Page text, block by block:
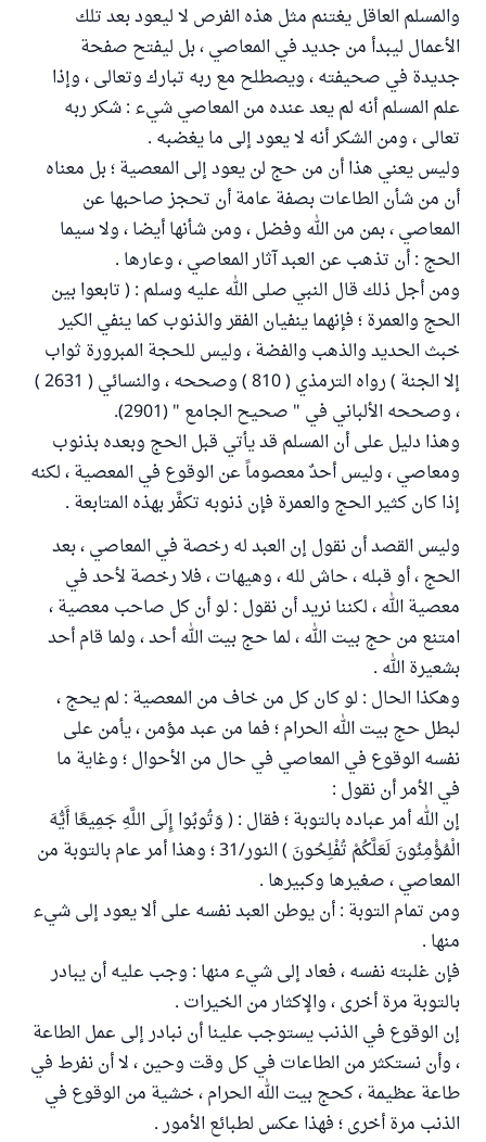
والمسلم العاقل يغتنم مثل هذه الفرص لا ليعود بعد تلك
الأعمال ليبدأ من جديد في المعاصي ، بل ليفتح صفحة
جديدة في صحيفته ، ويصطلح مع ربه تبارك وتعالى ، وإذا
علم المسلم أنه لم يعد عنده من المعاصي شيء : شكر ربه
تعالى ، ومن الشكر أنه لا يعود إلى ما يغضبه .
وليس يعني هذا أن من حج لن يعود إلى المعصية ؛ بل معناه
أن من شأن الطاعات بصفة عامة أن تحجز صاحبها عن
المعاصي ، بمن من الله وفضل ، ومن شأنها أيضا ، ولا سيما
الحج : أن تذهب عن العبد آثار المعاصي ، وعارها .
ومن أجل ذلك قال النبي صلى الله عليه وسلم : ( تابعوا بين
الحج والعمرة ؛ فإنهما ينفيان الفقر والذنوب كما ينفي الكير
خبث الحديد والذهب والفضة ، وليس للحجة المبرورة ثواب
إلا الجنة ) رواه الترمذي ( 810 ) وصححه ، والنسائي ( 2631 )
، وصححه الألباني في " صحيح الجامع " (2901).
وهذا دليل على أن المسلم قد يأتي قبل الحج وبعده بذنوب
ومعاصي ، وليس أحدٌ معصوماً عن الوقوع في المعصية ، لكنه
إذا كان كثير الحج والعمرة فإن ذنوبه تكفَّر بهذه المتابعة .
وليس القصد أن نقول إن العبد له رخصة في المعاصي ، بعد
الحج ، أو قبله ، حاش لله ، وهيهات ، فلا رخصة لأحد في
معصية الله ، لكننا نريد أن نقول : لو أن كل صاحب معصية ،
امتنع من حج بيت الله ، لما حج بيت الله أحد ، ولما قام أحد
بشعيرة الله .
وهكذا الحال : لو كان كل من خاف من المعصية : لم يحج ،
لبطل حج بيت الله الحرام ؛ فما من عبد مؤمن ، يأمن على
نفسه الوقوع في المعاصي في حال من الأحوال ؛ وغاية ما
في الأمر أن نقول :
إن الله أمر عباده بالتوبة ؛ فقال : ( وَتُوبُوا إِلَى اللَّهِ جَمِيعًا أَيُّهَ
الْمُؤْمِنُونَ لَعَلَّكُمْ تُفْلِحُونَ ) النور/31 ؛ وهذا أمر عام بالتوبة من
المعاصي ، صغيرها وكبيرها .
ومن تمام التوبة : أن يوطن العبد نفسه على ألا يعود إلى شيء
منها .
فإن غلبته نفسه ، فعاد إلى شيء منها : وجب عليه أن يبادر
بالتوبة مرة أخرى ، والإكثار من الخيرات .
إن الوقوع في الذنب يستوجب علينا أن نبادر إلى عمل الطاعة
، وأن نستكثر من الطاعات في كل وقت وحين ، لا أن نفرط في
طاعة عظيمة ، كحج بيت الله الحرام ، خشية من الوقوع في
الذنب مرة أخرى ؛ فهذا عكس لطبائع الأمور .